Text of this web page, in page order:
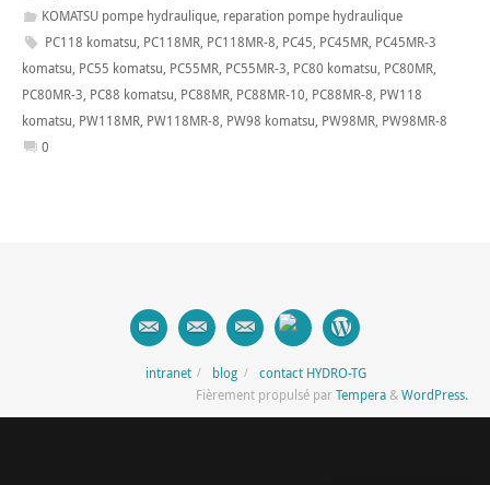
KOMATSU pompe hydraulique, reparation pompe hydraulique
PC118 komatsu, PC118MR, PC118MR-8, PC45, PC45MR, PC45MR-3
komatsu, PC55 komatsu, PC55MR, PC55MR-3, PC80 komatsu, PC80MR,
PC80MR-3, PC88 komatsu, PC88MR, PC88MR-10, PC88MR-8, PW118
komatsu, PW118MR, PW118MR-8, PW98 komatsu, PW98MR, PW98MR-8
0
intranet blog
contact HYDRO-TG
Fièrement propulsé parTempera&WordPress.